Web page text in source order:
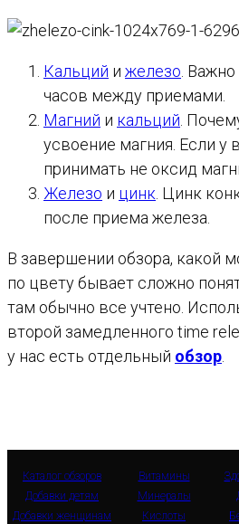
Кальций и железо .
часов между приемами.
Магний и кальций .
усвоение магния. Если у
принимать не оксид
Железо и цинк . Цинк
после приема железа.
В завершении обзора, какой
по цвету бывает сложно
там обычно все учтено.
второй замедленного time
у нас есть отдельный обзор
Каталог обзоров
Добавки детям
Добавки женщинам
Витамины
Минералы
Кислоты